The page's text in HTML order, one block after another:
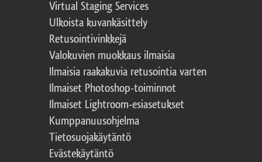
Virtual Staging Services
Ulkoista kuvankäsittely
Retusointivinkkejä
Valokuvien muokkaus ilmaisia
Ilmaisia raakakuvia retusointia varten
Ilmaiset Photoshop-toiminnot
Ilmaiset Lightroom-esiasetukset
Kumppanuusohjelma
Tietosuojakäytäntö
Evästekäytäntö